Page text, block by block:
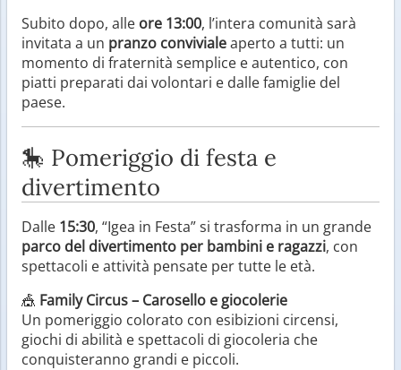
Subito dopo, alle ore 13:00, l’intera comunità sarà
invitata a un pranzo convivialeaperto a tutti: un
momento di fraternità semplice e autentico, con
piatti preparati dai volontari e dalle famiglie del
paese.
🎠 Pomeriggio di festa e
divertimento
Dalle 15:30, “Igea in Festa” si trasforma in un grande
parco del divertimento per bambini e ragazzi, con
spettacoli e attività pensate per tutte le età.
🎪 Family Circus – Carosello e giocolerie
Un pomeriggio colorato con esibizioni circensi,
giochi di abilità e spettacoli di giocoleria che
conquisteranno grandi e piccoli.